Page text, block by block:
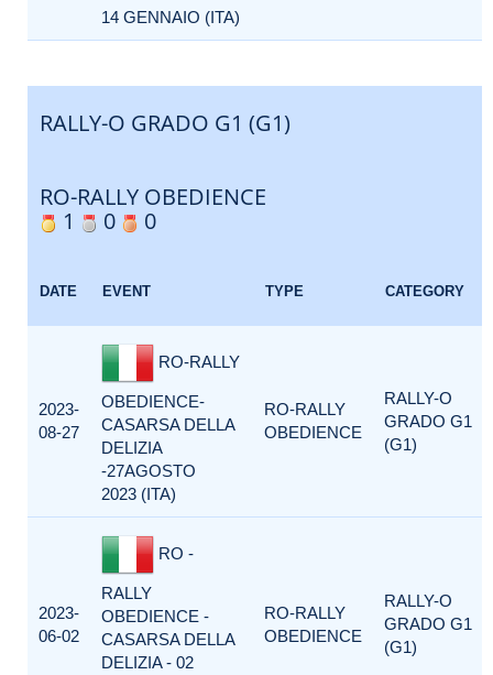
14 GENNAIO (ITA)
RALLY-O GRADO G1 (G1)
RO-RALLY OBEDIENCE
1
0 0
DATE EVENT TYPE CATEGORY
2023-
08-27
RO-RALLY
OBEDIENCE-
CASARSA DELLA
DELIZIA
-27AGOSTO
2023 (ITA)
RO-RALLY
OBEDIENCE
RALLY-O
GRADO G1
(G1)
2023-
06-02
RO -
RALLY
OBEDIENCE -
CASARSA DELLA
DELIZIA - 02
RO-RALLY
OBEDIENCE
RALLY-O
GRADO G1
(G1)